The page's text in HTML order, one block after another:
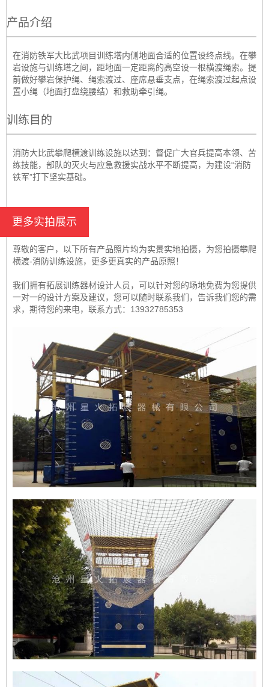
产品介绍
在消防铁军大比武项目训练塔内侧地面合适的位置设终点线。在攀
岩设施与训练塔之间，距地面一定距离的高空设一根横渡绳索。提
前做好攀岩保护绳、绳索渡过、座席悬垂支点，在绳索渡过起点设
置小绳（地面打盘绕腰结）和救助牵引绳。
训练目的
消防大比武攀爬横渡训练设施以达到：督促广大官兵提高本领、苦
练技能，部队的灭火与应急救援实战水平不断提高，为建设“消防
铁军”打下坚实基础。
更多实拍展示
尊敬的客户，以下所有产品照片均为实景实地拍摄，为您拍摄攀爬
横渡-消防训练设施，更多更真实的产品原照！
我们拥有拓展训练器材设计人员，可以针对您的场地免费为您提供
一对一的设计方案及建议，您可以随时联系我们，告诉我们您的需
求，期待您的来电，联系方式：13932785353